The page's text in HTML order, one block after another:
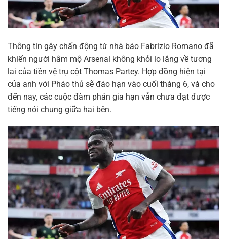
Thông tin gây chấn động từ nhà báo Fabrizio Romano đã
khiến người hâm mộ Arsenal không khỏi lo lắng về tương
lai của tiền vệ trụ cột Thomas Partey. Hợp đồng hiện tại
của anh với Pháo thủ sẽ đáo hạn vào cuối tháng 6, và cho
đến nay, các cuộc đàm phán gia hạn vẫn chưa đạt được
tiếng nói chung giữa hai bên.